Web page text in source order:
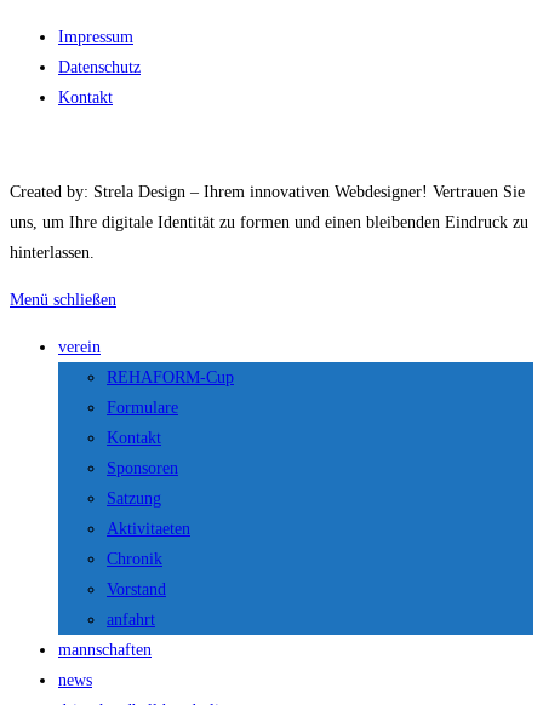
Impressum
Datenschutz
Kontakt
Created by: Strela Design – Ihrem innovativen Webdesigner! Vertrauen Sie
uns, um Ihre digitale Identität zu formen und einen bleibenden Eindruck zu
hinterlassen.
Menü schließen
verein
REHAFORM-Cup
Formulare
Kontakt
Sponsoren
Satzung
Aktivitaeten
Chronik
Vorstand
anfahrt
mannschaften
news